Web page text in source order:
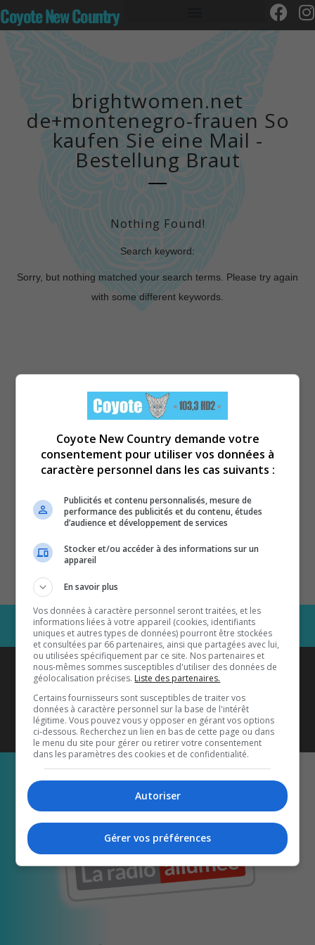
Coyote New Country
brightwomen.net
de+montenegro-frauen So
kaufen Sie eine Mail -
Bestellung Braut
Nothing Found!
Search keyword:
Sorry, but nothing matched your search terms. Please try again
with some different keywords.
Coyote New Countryest diffusé
également sur1033 HD2
Écoutez-nous aussi sur…
Coyote New Country demande votre
consentement pour utiliser vos données à
caractère personnel dans les cas suivants :
Publicités et contenu personnalisés, mesure de
performance des publicités et du contenu, études
d’audience et développement de services
Stocker et/ou accéder à des informations sur un
appareil
En savoir plus
Vos données à caractère personnel seront traitées, et les
informations liées à votre appareil (cookies, identifiants
uniques et autres types de données) pourront être stockées
et consultées par 66 partenaires, ainsi que partagées avec lui,
ou utilisées spécifiquement par ce site. Nos partenaires et
nous-mêmes sommes susceptibles d'utiliser des données de
géolocalisation précises. Liste des partenaires.
Certains fournisseurs sont susceptibles de traiter vos
données à caractère personnel sur la base de l'intérêt
légitime. Vous pouvez vous y opposer en gérant vos options
ci-dessous. Recherchez un lien en bas de cette page ou dans
le menu du site pour gérer ou retirer votre consentement
dans les paramètres des cookies et de confidentialité.
Autoriser
Gérer vos préférences